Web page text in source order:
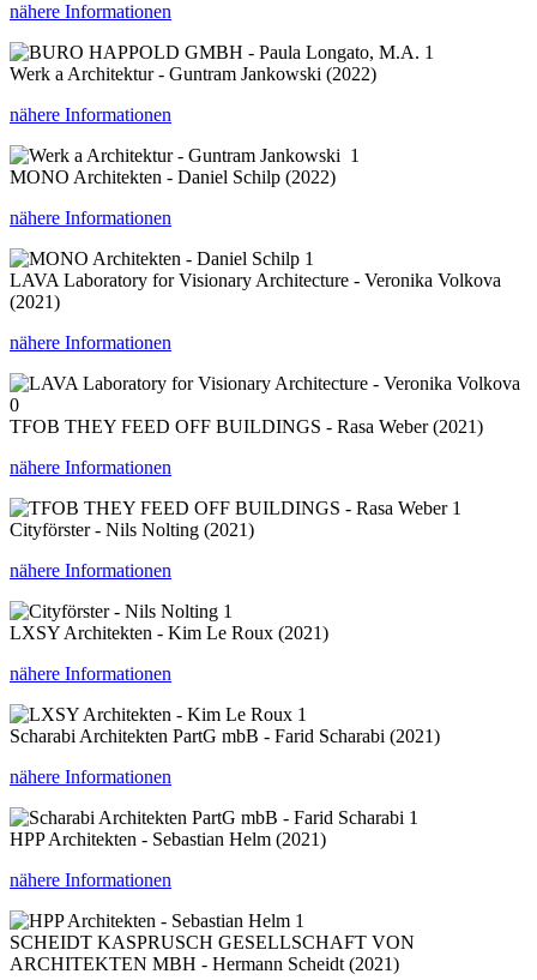
nähere Informationen
1
Werk a Architektur - Guntram Jankowski (2022)
nähere Informationen
1
MONO Architekten - Daniel Schilp (2022)
nähere Informationen
1
LAVA Laboratory for Visionary Architecture - Veronika Volkova
(2021)
nähere Informationen
0
TFOB THEY FEED OFF BUILDINGS - Rasa Weber (2021)
nähere Informationen
1
Cityförster - Nils Nolting (2021)
nähere Informationen
1
LXSY Architekten - Kim Le Roux (2021)
nähere Informationen
1
Scharabi Architekten PartG mbB - Farid Scharabi (2021)
nähere Informationen
1
HPP Architekten - Sebastian Helm (2021)
nähere Informationen
1
SCHEIDT KASPRUSCH GESELLSCHAFT VON
ARCHITEKTEN MBH - Hermann Scheidt (2021)